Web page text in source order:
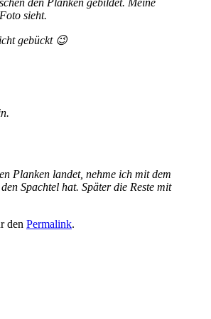
den Planken gebildet. Meine
sieht.
gebückt 😉
Planken landet, nehme ich mit dem
Spachtel hat. Später die Reste mit
den Permalink.